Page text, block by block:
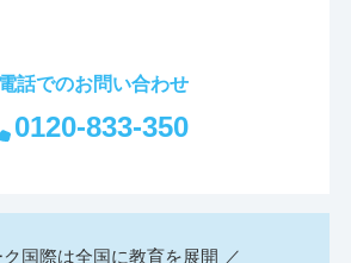
話でのお問い合わせ
0120-833-350
ク国際は全国に教育を展開 ／